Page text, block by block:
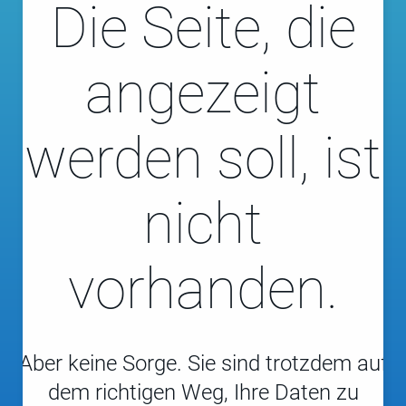
Die Seite, die
angezeigt
werden soll, ist
nicht
vorhanden.
Aber keine Sorge. Sie sind trotzdem auf
dem richtigen Weg, Ihre Daten zu